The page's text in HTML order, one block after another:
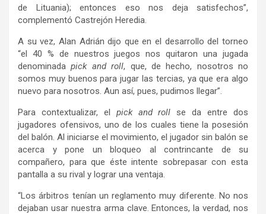
de Lituania); entonces eso nos deja satisfechos”,
complementó Castrejón Heredia.
A su vez, Alan Adrián dijo que en el desarrollo del torneo
“el 40 % de nuestros juegos nos quitaron una jugada
denominadapick and roll, que, de hecho, nosotros no
somos muy buenos para jugar las tercias, ya que era algo
nuevo para nosotros. Aun así, pues, pudimos llegar”.
Para contextualizar, el pick and roll se da entre dos
jugadores ofensivos, uno de los cuales tiene la posesión
del balón. Al iniciarse el movimiento, el jugador sin balón se
acerca y pone un bloqueo al contrincante de su
compañero, para que éste intente sobrepasar con esta
pantalla a su rival y lograr una ventaja.
“Los árbitros tenían un reglamento muy diferente. No nos
dejaban usar nuestra arma clave. Entonces, la verdad, nos